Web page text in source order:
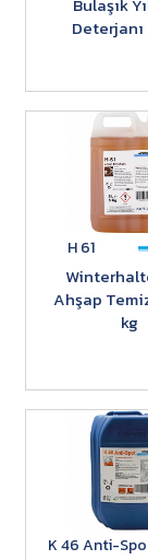
Bulaşık
Deterjanı
H 61
Ahşap
kg
K 46 Anti-